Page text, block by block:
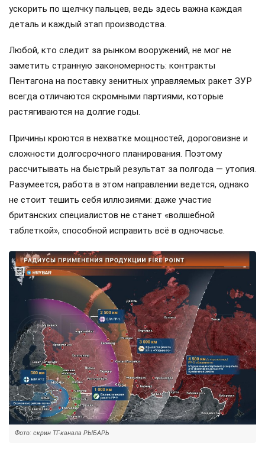
ускорить по щелчку пальцев, ведь здесь важна каждая
деталь и каждый этап производства.
Любой, кто следит за рынком вооружений, не мог не
заметить странную закономерность: контракты
Пентагона на поставку зенитных управляемых ракет ЗУР
всегда отличаются скромными партиями, которые
растягиваются на долгие годы.
Причины кроются в нехватке мощностей, дороговизне и
сложности долгосрочного планирования. Поэтому
рассчитывать на быстрый результат за полгода — утопия.
Разумеется, работа в этом направлении ведется, однако
не стоит тешить себя иллюзиями: даже участие
британских специалистов не станет «волшебной
таблеткой», способной исправить всё в одночасье.
Фото: скрин ТГ-канала РЫБАРЬ